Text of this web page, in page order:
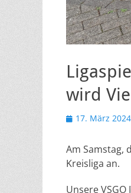
wird
Veröffentlicht
17. März 2024
Am Samstag,
Kreisliga an.
Unsere